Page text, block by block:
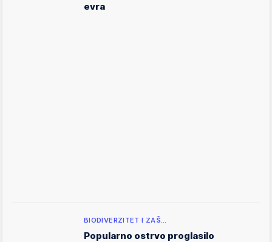
evra
BIODIVERZITET I ZAŠ…
Popularno ostrvo proglasilo